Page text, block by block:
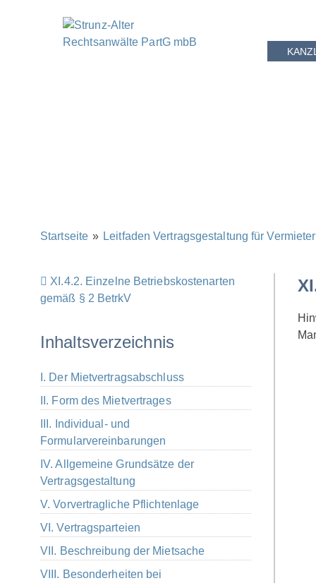
Startseite » Leitfaden Vertragsgestaltung für Vermieter
XI.4.2. Einzelne Betriebskostenarten
gemäß § 2 BetrkV
Inhaltsverzeichnis
I. Der Mietvertragsabschluss
II. Form des Mietvertrages
III. Individual- und
Formularvereinbarungen
IV. Allgemeine Grundsätze der
Vertragsgestaltung
V. Vorvertragliche Pflichtenlage
VI. Vertragsparteien
VII. Beschreibung der Mietsache
VIII. Besonderheiten bei